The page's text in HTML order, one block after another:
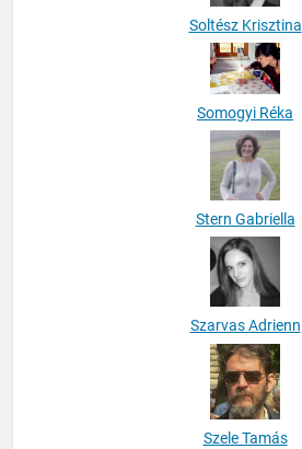
Soltész Krisztina
Somogyi Réka
Stern Gabriella
Szarvas Adrienn
Szele Tamás